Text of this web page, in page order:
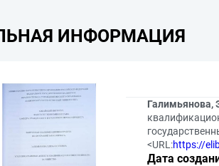
ИНФОРМАЦИЯ
Галимьянова,
<URL:https://
Дата